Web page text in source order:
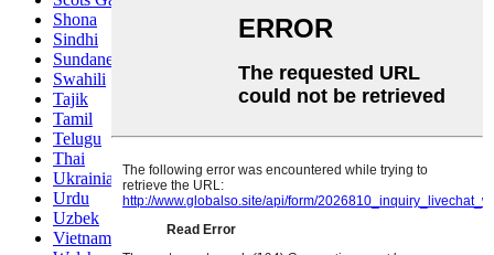
Shona
Sindhi
Sundanese
Swahili
Tajik
Tamil
Telugu
Thai
Ukrainian
Urdu
Uzbek
Vietnamese